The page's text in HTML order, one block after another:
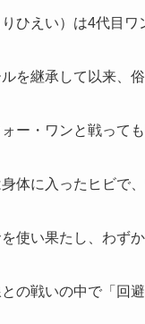
ひえい）は4代目
を継承して以来、
ー・ワンと戦って
体に入ったヒビで
使い果たし、わず
の戦いの中で「回